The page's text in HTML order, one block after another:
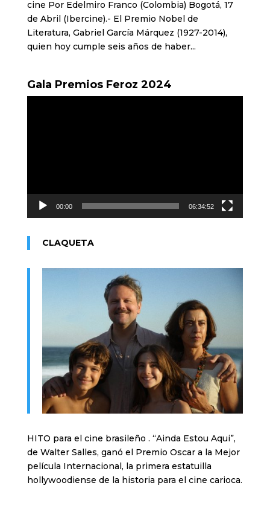
cine Por Edelmiro Franco (Colombia) Bogotá, 17
de Abril (Ibercine).- El Premio Nobel de
Literatura, Gabriel García Márquez (1927-2014),
quien hoy cumple seis años de haber...
Gala Premios Feroz 2024
00:00 06:34:52
CLAQUETA
HITO para el cine brasileño . “Ainda Estou Aqui”,
de Walter Salles, ganó el Premio Oscar a la Mejor
película Internacional, la primera estatuilla
hollywoodiense de la historia para el cine carioca.